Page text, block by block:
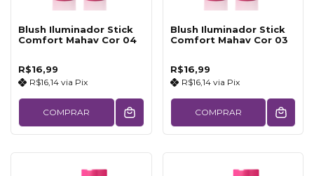
Blush Iluminador Stick
Comfort Mahav Cor 04
R$16,99
R$16,14 via Pix
COMPRAR
Blush Iluminador Stick
Comfort Mahav Cor 03
R$16,99
R$16,14 via Pix
COMPRAR